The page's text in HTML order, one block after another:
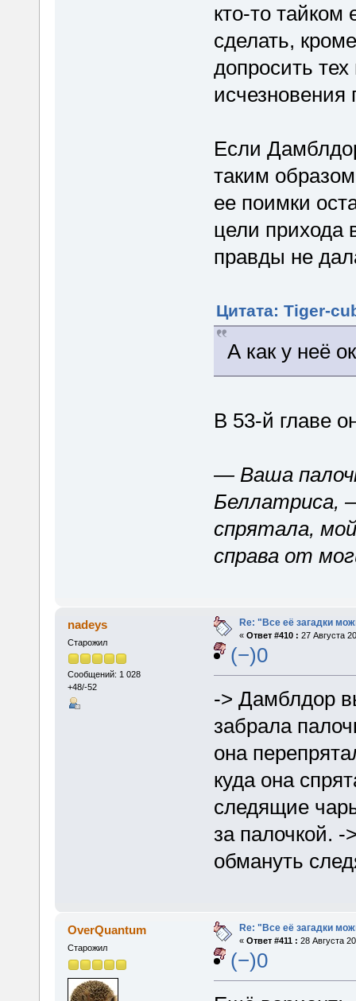
кто-то тайком
сделать,
допросить
исчезновения
Если
таким
ее поимки
цели прихода
правды не
Цитата: Tiger-
А как у неё
В 53-й главе
— Ваша
Беллатриса,
спрятала,
справа от
nadeys
Старожил
Сообщений: 1 028
+48/-52
Re: "Все её загадки
« Ответ #410 : 27 Августа
(−)0
-> Дамблдор
забрала
она
куда она
следящие
за палочкой. -
обмануть
OverQuantum
Старожил
Re: "Все её загадки
« Ответ #411 : 28 Августа
(−)0